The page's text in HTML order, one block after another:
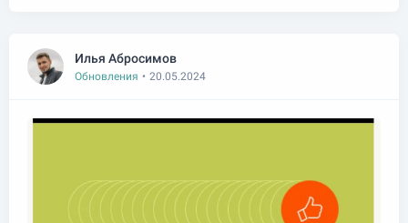
Илья Абросимов
Обновления • 20.05.2024